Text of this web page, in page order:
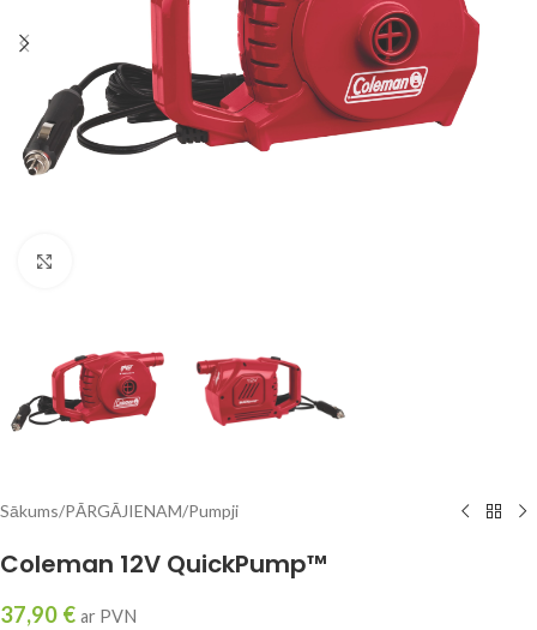
Sākums/PĀRGĀJIENAM/Pumpji
Coleman 12V QuickPump™
37,90 € ar PVN